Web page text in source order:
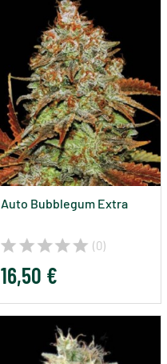
Auto Bubblegum Extra
(0)
16,50 €